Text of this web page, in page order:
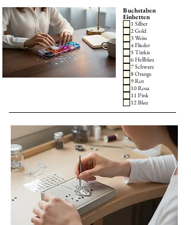
Buchstaben
Einbetten
1 Silber
2 Gold
3 Weiss
4 Flieder
5 Türkis
6 Hellblau
7 Schwarz
8 Orange
9 Rot
10 Rosa
11 Pink
12 Blau